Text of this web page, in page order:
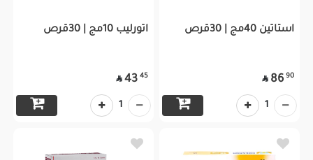
استاتين 40مج | 30قرص
90
86

1
اتورليب 10مج | 30قرص
45
43

1